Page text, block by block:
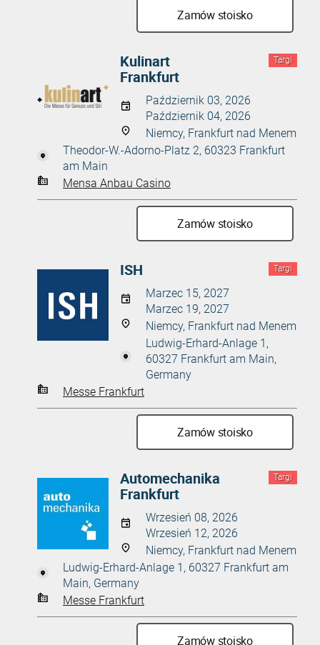
Zamów stoisko
Targi
Kulinart
Frankfurt
Październik 03, 2026
Październik 04, 2026
Niemcy, Frankfurt nad Menem
Theodor-W.-Adorno-Platz 2, 60323 Frankfurt
am Main
Mensa Anbau Casino
Zamów stoisko
Targi
ISH
Marzec 15, 2027
Marzec 19, 2027
Niemcy, Frankfurt nad Menem
Ludwig-Erhard-Anlage 1,
60327 Frankfurt am Main,
Germany
Messe Frankfurt
Zamów stoisko
Targi
Automechanika
Frankfurt
Wrzesień 08, 2026
Wrzesień 12, 2026
Niemcy, Frankfurt nad Menem
Ludwig-Erhard-Anlage 1, 60327 Frankfurt am
Main, Germany
Messe Frankfurt
Zamów stoisko